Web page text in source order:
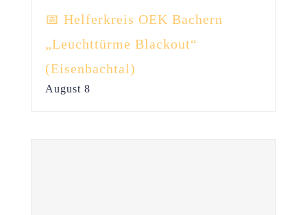
📅 Helferkreis OEK Bachern
„Leuchttürme Blackout“
(Eisenbachtal)
August 8